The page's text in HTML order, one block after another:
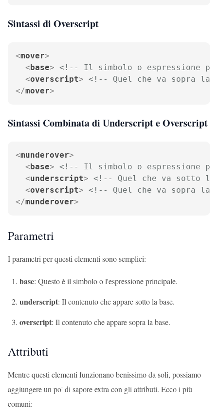
Sintassi di Overscript
<mover>
<base> <!-- Il simbolo o espressione
<overscript> <!-- Quel che va sopra la
</mover>
Sintassi Combinata di Underscript e Overscript
<munderover>
<base> <!-- Il simbolo o espressione
<underscript> <!-- Quel che va sotto la
<overscript> <!-- Quel che va sopra la
</munderover>
Parametri
I parametri per questi elementi sono semplici:
base: Questo è il simbolo o l'espressione principale.
underscript: Il contenuto che appare sotto la base.
overscript: Il contenuto che appare sopra la base.
Attributi
Mentre questi elementi funzionano benissimo da soli, possiamo
aggiungere un po' di sapore extra con gli attributi. Ecco i più
comuni: